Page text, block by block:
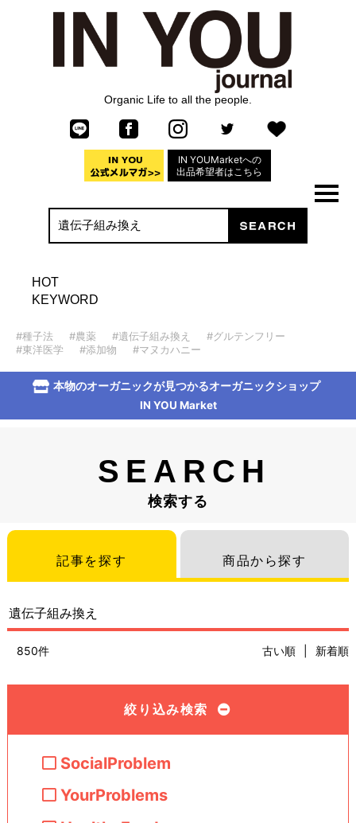
Organic Life to all the people.
IN YOUMarketへの
出品希望者はこちら
HOT
KEYWORD
#種子法 #農薬 #遺伝子組み換え
#グルテンフリー
#東洋医学
#添加物 #マヌカハニー
本物のオーガニックが見つかるオーガニックショップ
IN YOU Market
SEARCH
検索する
記事を探す 商品から探す
850件 古い順 新着順
絞り込み検索
SocialProblem
YourProblems